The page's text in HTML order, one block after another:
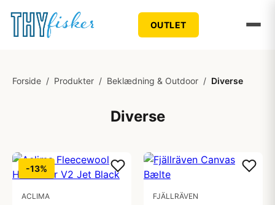
OUTLET
Forside / Produkter / Beklædning & Outdoor / Diverse
Diverse
-13%
ACLIMA FJÄLLRÄVEN